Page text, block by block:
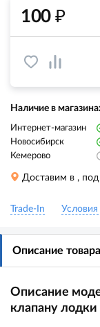
100 ₽
Наличие в
Интернет-магазин
Новосибирск
Кемерово
Доставим в ,
Trade-In
Описание товара
Описание
клапану